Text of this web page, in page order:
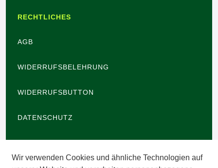
RECHTLICHES
AGB
WIDERRUFSBELEHRUNG
WIDERRUFSBUTTON
DATENSCHUTZ
Wir verwenden Cookies und ähnliche Technologien auf